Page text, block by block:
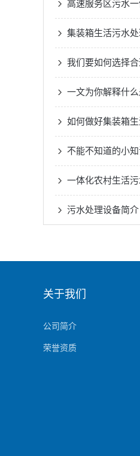
集装箱生活污水
污水处理设备简介
关于我们
公司简介
荣誉资质